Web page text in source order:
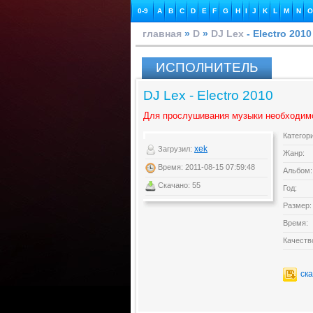
0-9 A B C D E F G H I J K L M N O
главная » D » DJ Lex - Electro 2010
ИСПОЛНИТЕЛЬ
DJ Lex - Electro 2010
Для прослушивания музыки
Загрузил: xek
Время: 2011-08-15 07:59:48
Скачано: 55
Жанр:
Альбом:
Год:
Размер:
Время: